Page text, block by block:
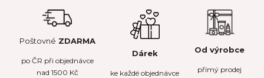
Poštovné ZDARMA
poČR při objednávce
nad 1500 Kč
Dárek
ke každé objednávce
Od výrobce
přímý prodej